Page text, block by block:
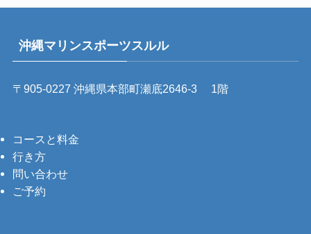
沖縄マリンスポーツスルル
〒905-0227 沖縄県本部町瀬底2646-3 1階
コースと料金
行き方
問い合わせ
ご予約